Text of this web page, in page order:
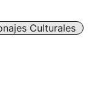
Culturales